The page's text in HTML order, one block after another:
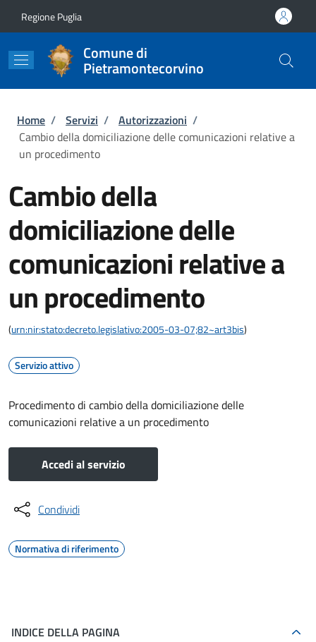
Regione Puglia
Comune di
Pietramontecorvino
Briciole di pane
Home / Servizi / Autorizzazioni /
Cambio della domiciliazione delle comunicazioni relative a
un procedimento
Cambio della
domiciliazione delle
comunicazioni relative a
un procedimento
(urn:nir:stato:decreto.legislativo:2005-03-07;82~art3bis)
Servizio attivo
Procedimento di cambio della domiciliazione delle
comunicazioni relative a un procedimento
Accedi al servizio
Condividi
Normativa di riferimento
INDICE DELLA PAGINA